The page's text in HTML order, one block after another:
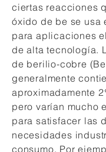
ciertas reacciones
óxido de be se usa
para aplicaciones
de alta tecnología.
de berilio-cobre
generalmente
aproximadamente
pero varían mucho
para satisfacer las
necesidades
consumo. Por